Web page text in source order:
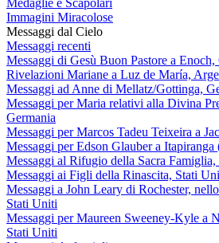
Immagini Miracolose
Messaggi dal Cielo
Messaggi recenti
Messaggi di Gesù Buon Pastore a
Rivelazioni Mariane a Luz de María,
Messaggi ad Anne di Mellatz/Gottinga,
Messaggi per Maria relativi alla Divina
Germania
Messaggi per Marcos Tadeu Teixeira a
Messaggi per Edson Glauber a
Messaggi al Rifugio della Sacra
Messaggi ai Figli della Rinascita, Stati
Messaggi a John Leary di Rochester,
Stati Uniti
Messaggi per Maureen Sweeney-Kyle a
Stati Uniti